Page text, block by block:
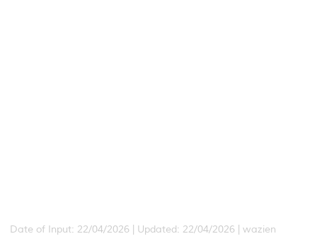
Date of Input: 22/04/2026 | Updated: 22/04/2026 | wazien